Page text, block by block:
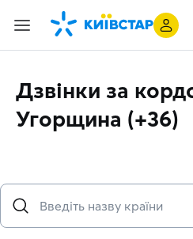
Дзвінки за
Угорщина (+36)